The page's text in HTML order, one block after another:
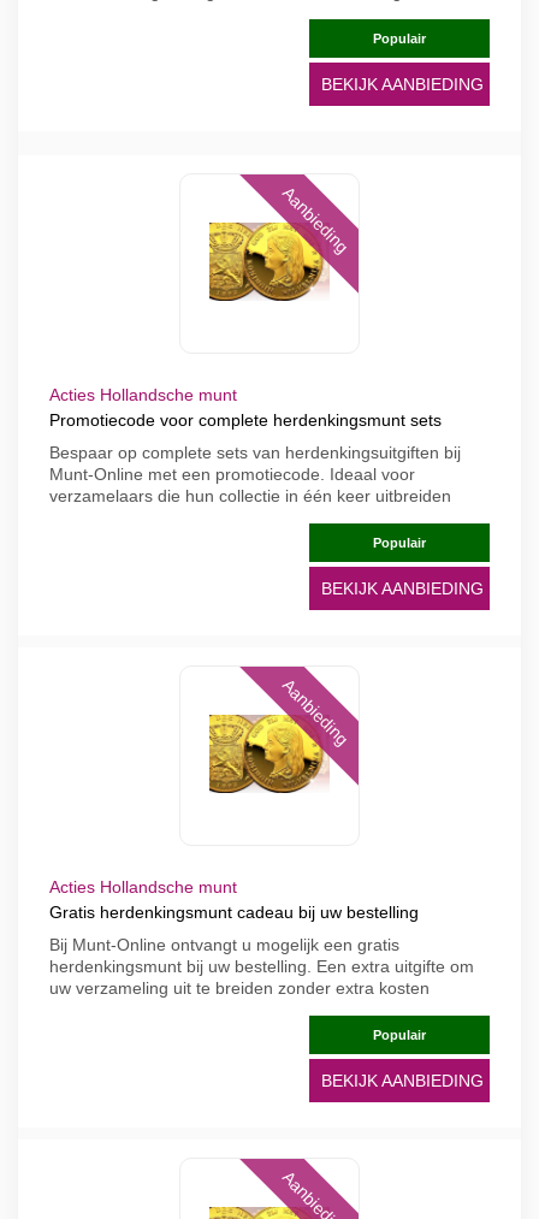
Populair
BEKIJK AANBIEDING
Aanbieding
Acties Hollandsche munt
Promotiecode voor complete herdenkingsmunt sets
Bespaar op complete sets van herdenkingsuitgiften bij
Munt-Online met een promotiecode. Ideaal voor
verzamelaars die hun collectie in één keer uitbreiden
Populair
BEKIJK AANBIEDING
Aanbieding
Acties Hollandsche munt
Gratis herdenkingsmunt cadeau bij uw bestelling
Bij Munt-Online ontvangt u mogelijk een gratis
herdenkingsmunt bij uw bestelling. Een extra uitgifte om
uw verzameling uit te breiden zonder extra kosten
Populair
BEKIJK AANBIEDING